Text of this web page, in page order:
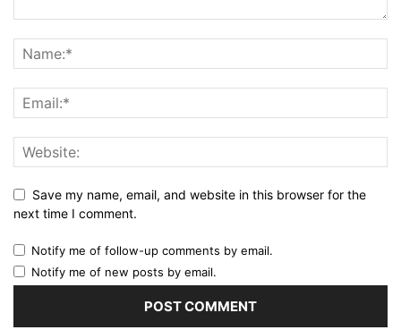
Save my name, email, and website in this browser for the
next time I comment.
Notify me of follow-up comments by email.
Notify me of new posts by email.